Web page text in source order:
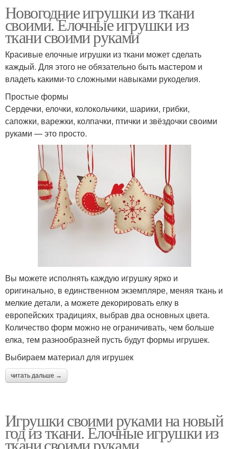
Новогодние игрушки из ткани
своими. Елочные игрушки из
ткани своими руками
Красивые елочные игрушки из ткани может сделать
каждый. Для этого не обязательно быть мастером и
владеть какими-то сложными навыками рукоделия.
Простые формы
Сердечки, елочки, колокольчики, шарики, грибки,
сапожки, варежки, колпачки, птички и звёздочки своими
руками — это просто.
Вы можете исполнять каждую игрушку ярко и
оригинально, в единственном экземпляре, меняя ткань и
мелкие детали, а можете декорировать елку в
европейских традициях, выбрав два основных цвета.
Количество форм можно не ограничивать, чем больше
елка, тем разнообразней пусть будут формы игрушек.
Выбираем материал для игрушек
читать дальше →
Игрушки своими руками на новый
год из ткани. Елочные игрушки из
ткани своими руками